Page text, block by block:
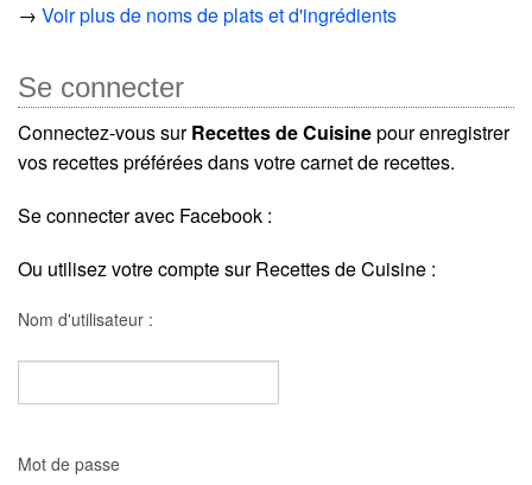
→ Voir plus de noms de plats et d'ingrédients
Se connecter
Connectez-vous surRecettes de Cuisinepour enregistrer
vos recettes préférées dans votre carnet de recettes.
Se connecter avec Facebook :
Ou utilisez votre compte sur Recettes de Cuisine :
Nom d'utilisateur :
Mot de passe